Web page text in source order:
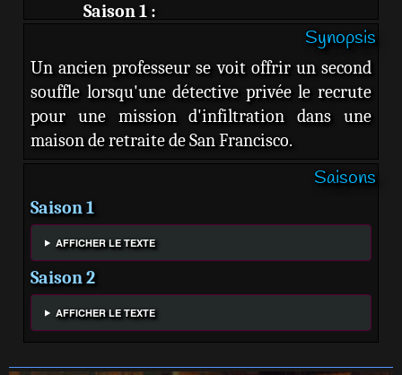
Saison 1 :
Eugene Cordero :Joel Piñero
Sally Struthers :Virginia Foldau
Marc Evan Jackson :Evan Cubbler
Kerry O'Malley :Megan
Chagughlaight-Accourse
Florance Joanne
Whistbrook
John Getz :Elliott Haverhill
Susan Ruttan :
Veronica Cartwright :
Miles Fowler :Jaylen LaMont
Clyde Kusatsu :Grant Yokohama
Synopsis
Un ancien professeur se voit offrir un second
souffle lorsqu'une détective privée le recrute
pour une mission d'infiltration dans une
maison de retraite de San Francisco.
Saisons
Saison 1
AFFICHER LE TEXTE
Saison 2
AFFICHER LE TEXTE